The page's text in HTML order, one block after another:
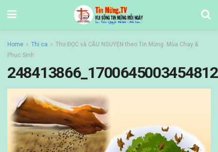
Home Thi ca
Thơ ĐỌC và CẦU NGUYỆN theo Tin Mừng. Mùa Chay &
Phục Sinh